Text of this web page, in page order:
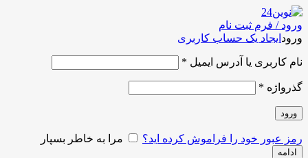
ورود / فرم ثبت نام
ورود ایجاد یک حساب کاربری
نام کاربری یا آدرس ایمیل *
گذرواژه *
ورود
رمز عبور خود را فراموش کرده اید؟ مرا به خاطر بسپار
ادامه